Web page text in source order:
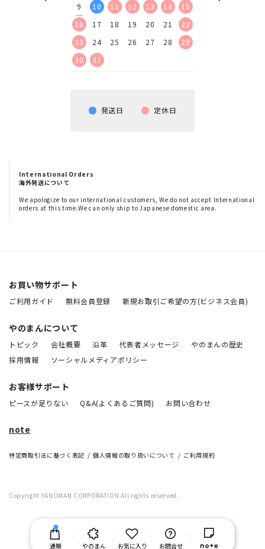
9
10 11 12 13 14
15
16
17 18 19 20 21
22
23
24 25 26 27 28
29
30
31
発送日 定休日
International Orders
海外発送について
We apologize to our international customers, We do not accept International
orders at this time.We can only ship to Japanese domestic area.
お買い物サポート
ご利用ガイド 無料会員登録 新規お取引ご希望の方(ビジネス会員)
やのまんについて
トピック 会社概要 沿革 代表者メッセージ
やのまんの歴史
採用情報
ソーシャルメディアポリシー
お客様サポート
ピースが足りない Q&A(よくあるご質問) お問い合わせ
note
特定商取引法に基づく表記 個人情報の取り扱いについて ご利用規約
Copyright YANOMAN CORPORATION All rights reserved.
通販 やのまん お気に入り お問合せ